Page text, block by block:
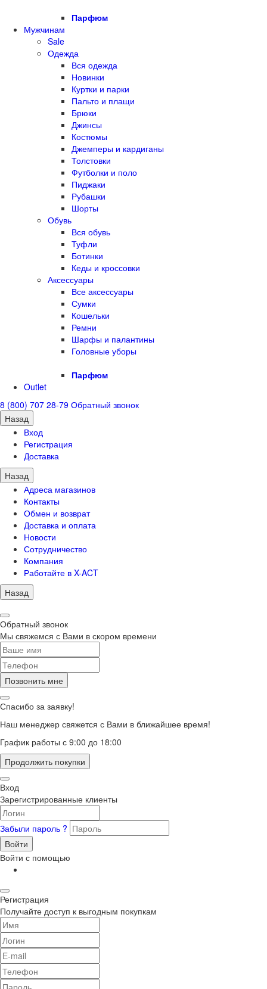
Парфюм
Мужчинам
Sale
Одежда
Вся одежда
Новинки
Куртки и парки
Пальто и плащи
Брюки
Джинсы
Костюмы
Джемперы и кардиганы
Толстовки
Футболки и поло
Пиджаки
Рубашки
Шорты
Обувь
Вся обувь
Туфли
Ботинки
Кеды и кроссовки
Аксессуары
Все аксессуары
Сумки
Кошельки
Ремни
Шарфы и палантины
Головные уборы
Парфюм
Outlet
8 (800) 707 28-79 Обратный звонок
Назад
Вход
Регистрация
Доставка
Назад
Адреса магазинов
Контакты
Обмен и возврат
Доставка и оплата
Новости
Сотрудничество
Компания
Работайте в X-ACT
Назад
Обратный звонок
Мы свяжемся с Вами в скором времени
Позвонить мне
Спасибо за заявку!
Наш менеджер свяжется с Вами в ближайшее время!
График работы с 9:00 до 18:00
Продолжить покупки
Вход
Зарегистрированные клиенты
Забыли пароль ?
Войти
Войти с помощью
Регистрация
Получайте доступ к выгодным покупкам